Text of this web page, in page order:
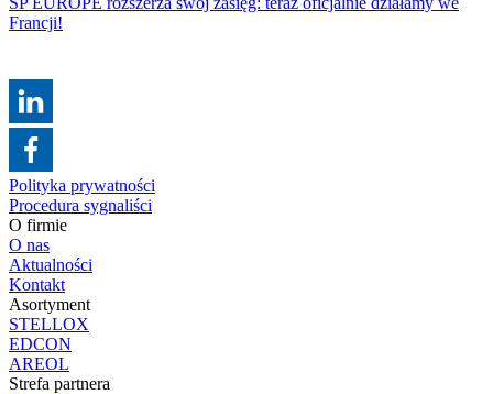
Francji!
Polityka prywatności
Procedura sygnaliści
O firmie
O nas
Aktualności
Kontakt
Asortyment
STELLOX
EDCON
AREOL
Strefa partnera